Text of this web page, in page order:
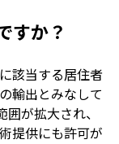
すか？
該当する居住者
輸出とみなして
が拡大され、
提供にも許可が